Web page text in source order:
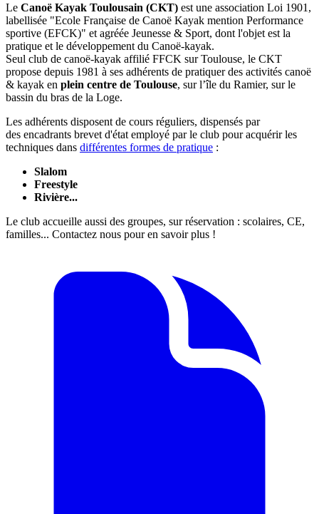
Le Canoë Kayak Toulousain (CKT) est une association Loi 1901,
labellisée "Ecole Française de Canoë Kayak mention Performance
sportive (EFCK)" et agréée Jeunesse & Sport, dont l'objet est la
pratique et le développement du Canoë-kayak.
Seul club de canoë-kayak affilié FFCK sur Toulouse, le CKT
propose depuis 1981 à ses adhérents de pratiquer des activités canoë
& kayak en plein centre de Toulouse, sur l’île du Ramier, sur le
bassin du bras de la Loge.
Les adhérents disposent de cours réguliers, dispensés par
des encadrants brevet d'état employé par le club pour acquérir les
techniques dans différentes formes de pratique :
Slalom
Freestyle
Rivière...
Le club accueille aussi des groupes, sur réservation : scolaires, CE,
familles... Contactez nous pour en savoir plus !